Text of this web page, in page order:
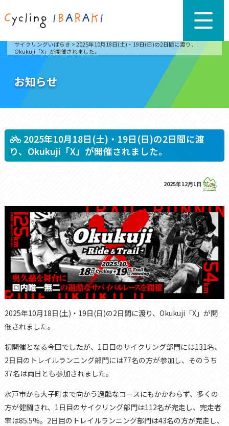
サイクリングいばらき > 2025年10月18日(土)・19日(日)の2日間に渡り、
Okukuji「X」が開催されました。
お知らせ
2025年10月18日(土)・19日(日)の2日間に渡
り、Okukuji「X」が開催されました。
2025年12月1日
2025年10月18日(土)・19日(日)の2日間に渡り、Okukuji「X」が開
催されました。
初開催となる今回でしたが、1日目のサイクリング部門には131名、
2日目のトレイルランニング部門には77名の方が参加し、そのうち
37名は両日とも参加されました。
水戸市から大子町まで向かう過酷なコースにもかかわらず、多くの
方が健闘され、1日目のサイクリング部門は112名が完走し、完走者
率は85.5%。2日目のトレイルランニング部門は43名の方が完走し、